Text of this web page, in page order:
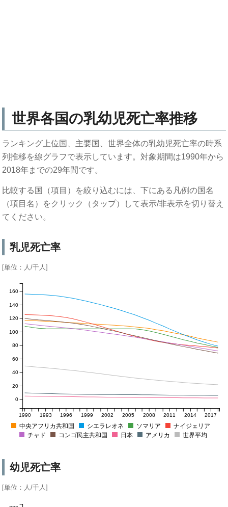
世界各国の乳幼児死亡率推移
ランキング上位国、主要国、世界全体の乳幼児死亡率の時系
列推移を線グラフで表示しています。対象期間は1990年から
2018年までの29年間です。
比較する国（項目）を絞り込むには、下にある凡例の国名
（項目名）をクリック（タップ）して表示/非表示を切り替え
てください。
乳児死亡率
[単位：人/千人]
1990 1993 1996 1999 2002 2005 2008 2011 2014 2017
0
20
40
60
80
100
120
140
160
中央アフリカ共和国 シエラレオネ ソマリア
ナイジェリア
チャド
コンゴ民主共和国 日本 アメリカ 世界平均
幼児死亡率
[単位：人/千人]